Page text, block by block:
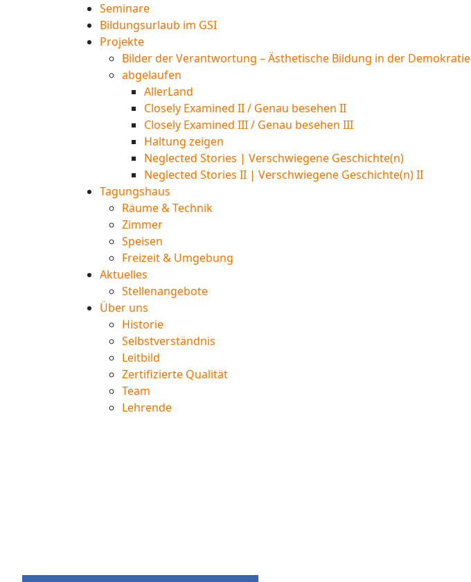
Seminare
Bildungsurlaub im GSI
Projekte
Bilder der Verantwortung – Ästhetische Bildung in der Demokratie
abgelaufen
AllerLand
Closely Examined II / Genau besehen II
Closely Examined III / Genau besehen III
Haltung zeigen
Neglected Stories | Verschwiegene Geschichte(n)
Neglected Stories II | Verschwiegene Geschichte(n) II
Tagungshaus
Räume & Technik
Zimmer
Speisen
Freizeit & Umgebung
Aktuelles
Stellenangebote
Über uns
Historie
Selbstverständnis
Leitbild
Zertifizierte Qualität
Team
Lehrende